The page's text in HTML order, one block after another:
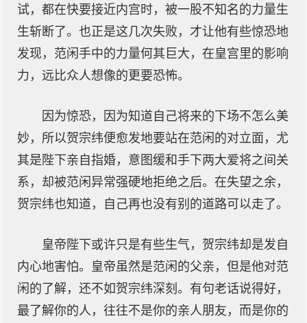
试，都在快要接近内宫时，被一股不知名的力量生
生斩断了。也正是这几次失败，才让他有些惊恐地
发现，范闲手中的力量何其巨大，在皇宫里的影响
力，远比众人想像的更要恐怖。
因为惊恐，因为知道自己将来的下场不怎么美
妙，所以贺宗纬便愈发地要站在范闲的对立面，尤
其是陛下亲自指婚，意图缓和手下两大爱将之间关
系，却被范闲异常强硬地拒绝之后。在失望之余，
贺宗纬也知道，自己再也没有别的道路可以走了。
皇帝陛下或许只是有些生气，贺宗纬却是发自
内心地害怕。皇帝虽然是范闲的父亲，但是他对范
闲的了解，还不如贺宗纬深刻。有句老话说得好，
最了解你的人，往往不是你的亲人朋友，而是你的